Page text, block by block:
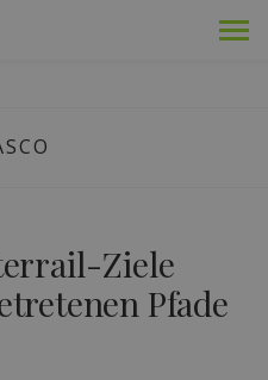
Ziele
Pfade